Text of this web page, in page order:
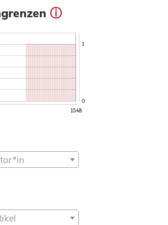
ⓘ
1548
0
1